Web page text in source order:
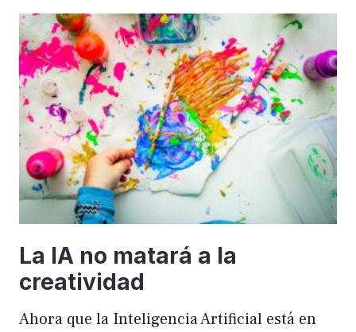
de
FSE
en
WordPress
para
mejorar
el
rendimiento
y
el
SEO
La IA no matará a la
creatividad
Ahora que la Inteligencia Artificial está en